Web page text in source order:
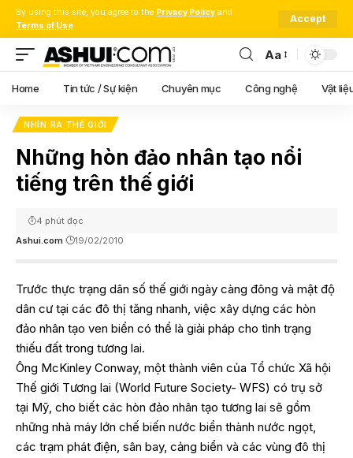
By using this site, you agree to the Privacy Policy and
Terms of Use.
Accept
Font
Resizer
Aa
Home Tin tức / Sự kiện Chuyên mục Công nghệ Vật
NHÌN RA THẾ GIỚI
Những hòn đảo nhân tạo nổi
tiếng trên thế giới
Ashui.com 19/02/2010
4 phút đọc
Trước thực trạng dân số thế giới ngày càng đông và mật độ
dân cư tại các đô thị tăng nhanh, việc xây dựng các hòn
đảo nhân tạo ven biển có thể là giải pháp cho tình trạng
thiếu đất trong tương lai.
Ông McKinley Conway, một thành viên của Tổ chức Xã hội
Thế giới Tương lai (World Future Society- WFS) có trụ sở
tại Mỹ, cho biết các hòn đảo nhân tạo tương lai sẽ gồm
những nhà máy lớn chế biến nước biển thành nước ngọt,
các trạm phát điện, sân bay, cảng biển và các vùng đô thị